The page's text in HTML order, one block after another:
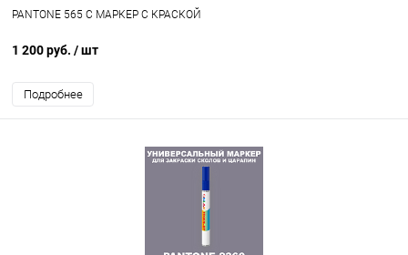
PANTONE 565 C МАРКЕР С КРАСКОЙ
1 200 руб. / шт
Подробнее